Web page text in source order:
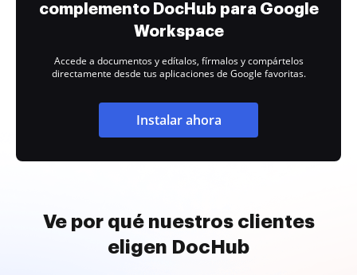
complemento DocHub para Google
Workspace
Accede a documentos y edítalos, fírmalos y compártelos
directamente desde tus aplicaciones de Google favoritas.
Instalar ahora
Ve por qué nuestros clientes
eligen DocHub